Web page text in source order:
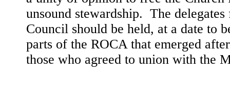
unsound stewardship. The
Council should be held, at a date to
parts of the ROCA that emerged
those who agreed to union with the